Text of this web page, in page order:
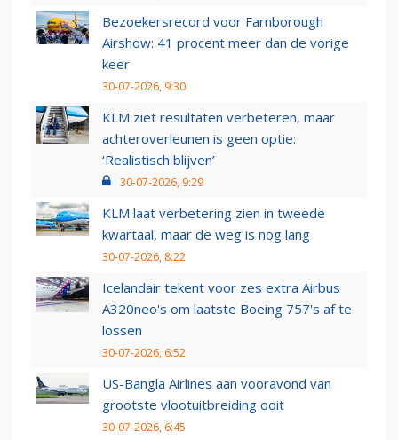
Bezoekersrecord voor Farnborough
Airshow: 41 procent meer dan de vorige
keer
30-07-2026, 9:30
KLM ziet resultaten verbeteren, maar
achteroverleunen is geen optie:
‘Realistisch blijven’
30-07-2026, 9:29
KLM laat verbetering zien in tweede
kwartaal, maar de weg is nog lang
30-07-2026, 8:22
Icelandair tekent voor zes extra Airbus
A320neo's om laatste Boeing 757's af te
lossen
30-07-2026, 6:52
US-Bangla Airlines aan vooravond van
grootste vlootuitbreiding ooit
30-07-2026, 6:45